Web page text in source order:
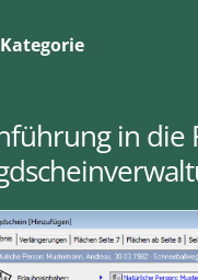
Kategorie
in die